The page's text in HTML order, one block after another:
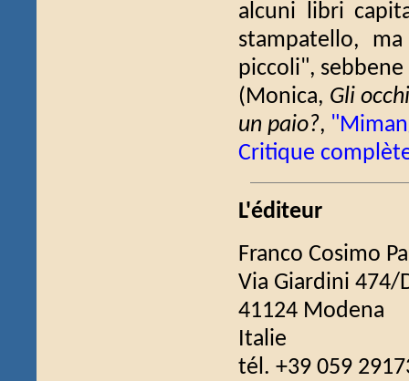
alcuni libri
stampatello,
piccoli",
(Monica, Gli
un paio?,
Critique
L'éditeur
Franco Cosimo
Via Giardini 474/
41124 Modena
Italie
tél. +39 059